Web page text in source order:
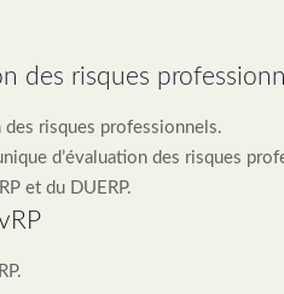
des risques
des risques professionnels.
d’évaluation des risques
et du DUERP.